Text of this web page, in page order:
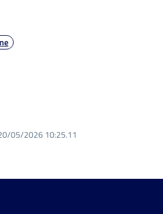
05/2026 10:25.11